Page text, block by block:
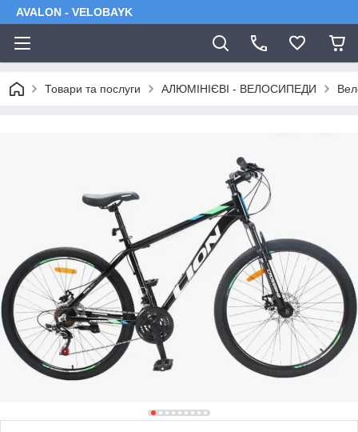
AVALON - VELOBAYK
Товари та послуги АЛЮМІНІЄВІ - ВЕЛОСИПЕДИ